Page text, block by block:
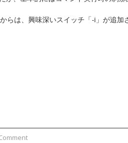
らは、興味深いスイッチ「-i」が追加